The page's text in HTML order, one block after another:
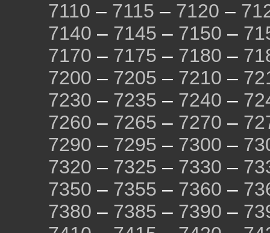
7110 – 7115 – 7120 –
7140 – 7145 – 7150 –
7170 – 7175 – 7180 –
7200 – 7205 – 7210 –
7230 – 7235 – 7240 –
7260 – 7265 – 7270 –
7290 – 7295 – 7300 –
7320 – 7325 – 7330 –
7350 – 7355 – 7360 –
7380 – 7385 – 7390 –